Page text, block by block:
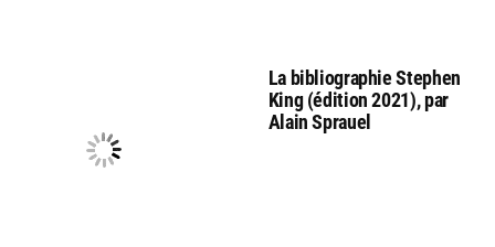
La bibliographie Stephen
King (édition 2021), par
Alain Sprauel